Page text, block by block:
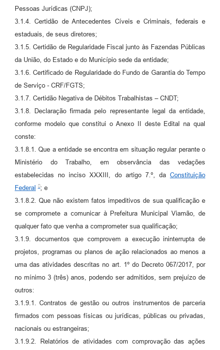
Pessoas Jurídicas (CNPJ);
3.1.4. Certidão de Antecedentes Cíveis e Criminais, federais e
estaduais, de seus diretores;
3.1.5. Certidão de Regularidade Fiscal junto às Fazendas Públicas
da União, do Estado e do Município sede da entidade;
3.1.6. Certificado de Regularidade do Fundo de Garantia do Tempo
de Serviço - CRF/FGTS;
3.1.7. Certidão Negativa de Débitos Trabalhistas – CNDT;
3.1.8. Declaração firmada pelo representante legal da entidade,
conforme modelo que constitui o Anexo II deste Edital na qual
conste:
3.1.8.1. Que a entidade se encontra em situação regular perante o
Ministério do Trabalho, em observância das vedações
estabelecidas no inciso XXXIII, do artigo 7.º, da Constituição
Federal
; e
3.1.8.2. Que não existem fatos impeditivos de sua qualificação e
se compromete a comunicar à Prefeitura Municipal Viamão, de
qualquer fato que venha a comprometer sua qualificação;
3.1.9. documentos que comprovem a execução ininterrupta de
projetos, programas ou planos de ação relacionados ao menos a
uma das atividades descritas no art. 1º do Decreto 067/2017, por
no mínimo 3 (três) anos, podendo ser admitidos, sem prejuízo de
outros:
3.1.9.1. Contratos de gestão ou outros instrumentos de parceria
firmados com pessoas físicas ou jurídicas, públicas ou privadas,
nacionais ou estrangeiras;
3.1.9.2. Relatórios de atividades com comprovação das ações